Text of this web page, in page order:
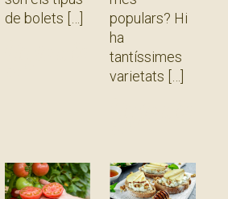
de bolets
populars? Hi
ha
tantíssimes
varietats